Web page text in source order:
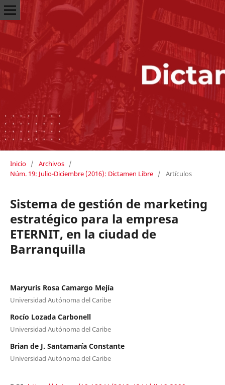
Inicio / Archivos /
Núm. 19: Julio-Diciembre (2016): Dictamen Libre / Artículos
Sistema de gestión de marketing
estratégico para la empresa
ETERNIT, en la ciudad de
Barranquilla
Maryuris Rosa Camargo Mejía
Universidad Autónoma del Caribe
Rocío Lozada Carbonell
Universidad Autónoma del Caribe
Brian de J. Santamaría Constante
Universidad Autónoma del Caribe